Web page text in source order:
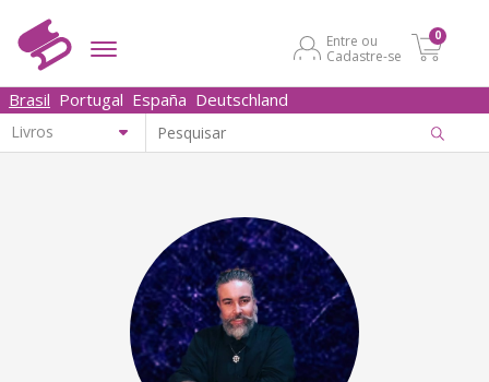
Entre ou
Cadastre-se
0
Brasil Portugal España Deutschland